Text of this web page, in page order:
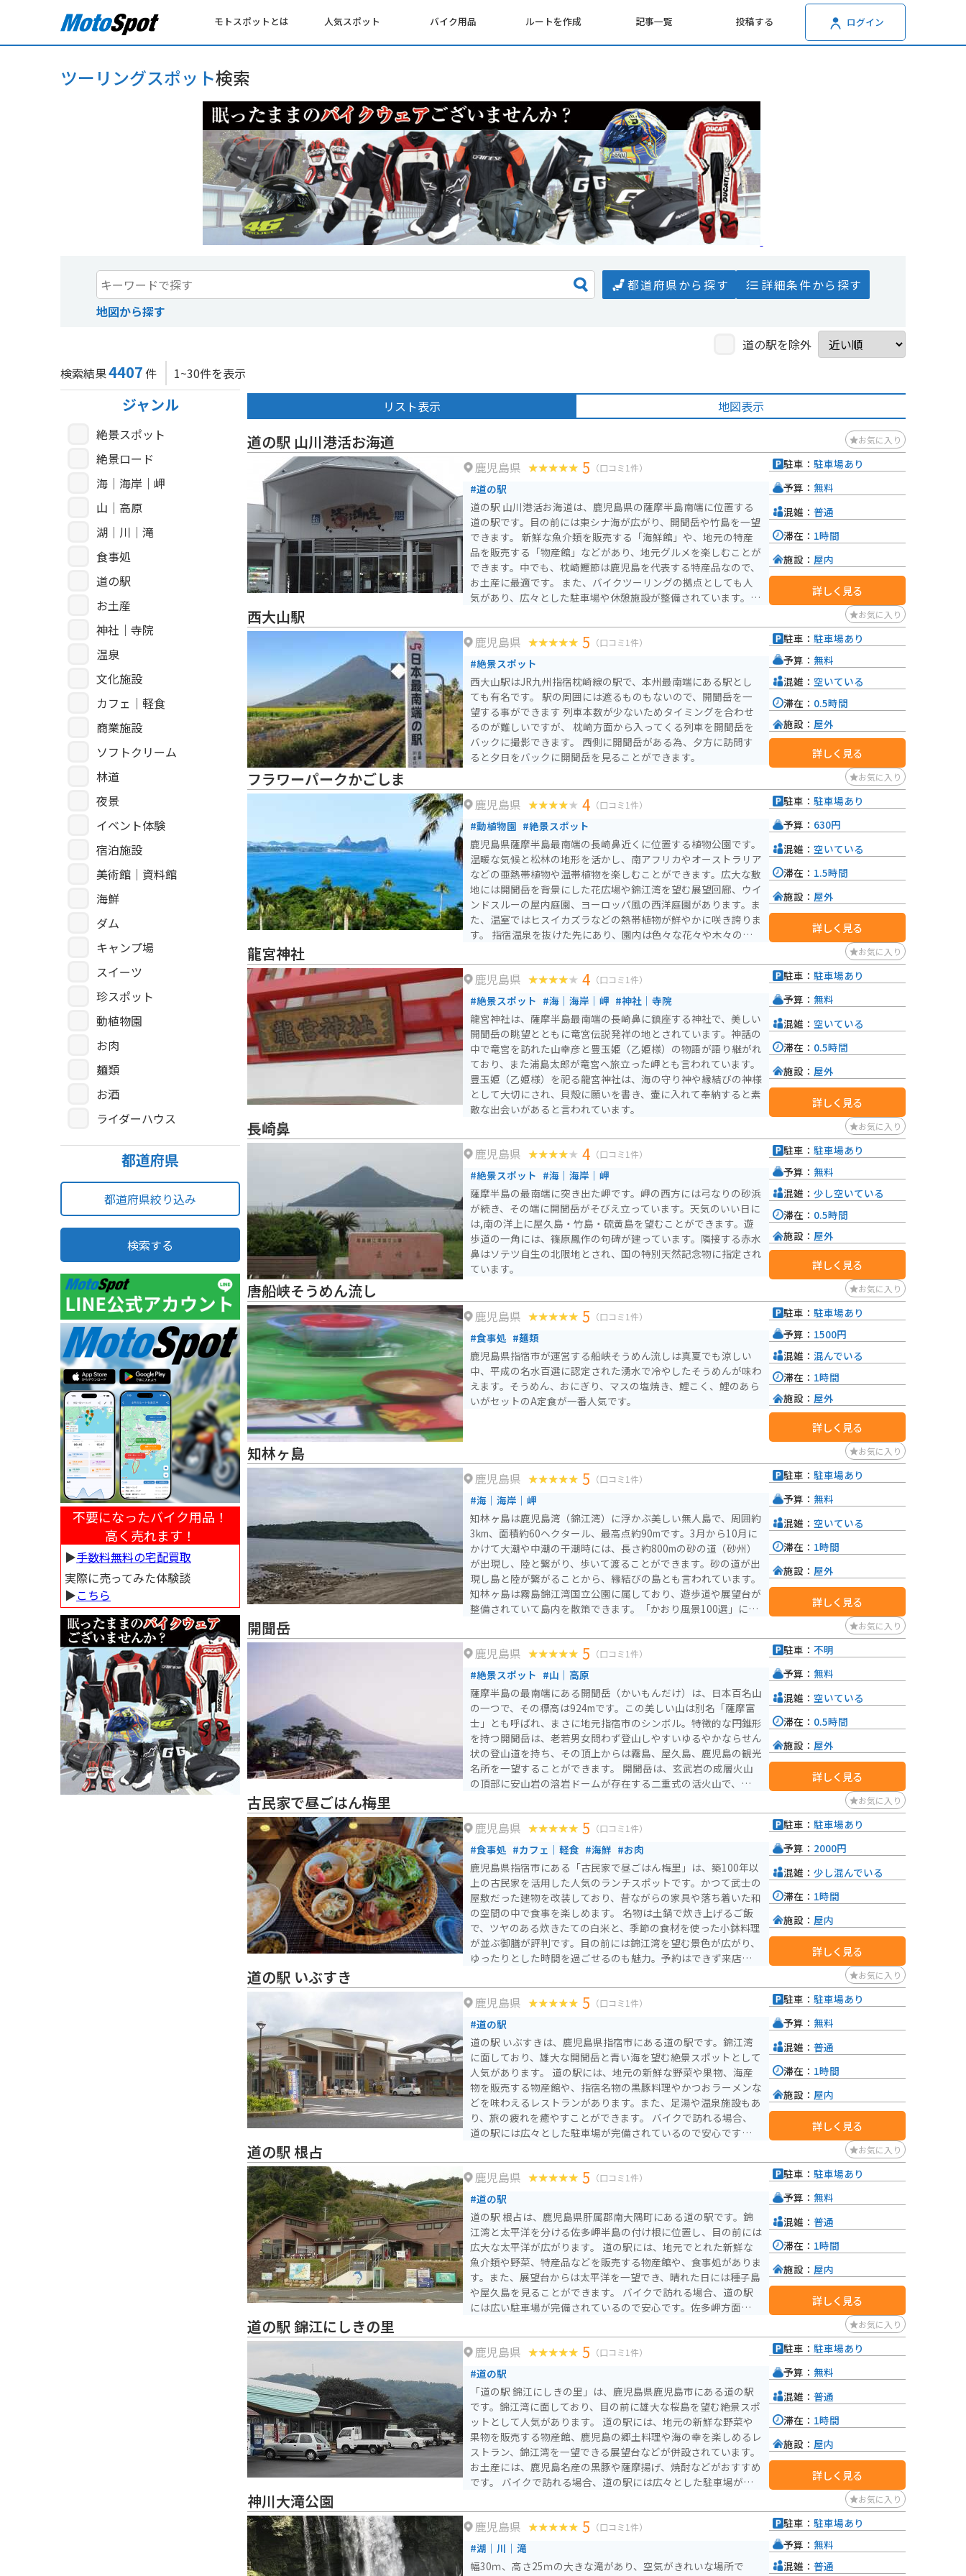
モトスポットとは 人気スポット バイク用品 ルートを作成 記事一覧 投稿する ログイン
ツーリングスポット検索
都道府県から探す
詳細条件から探す
地図から探す
道の駅を除外
検索結果4407件 1~30件を表示
ジャンル
絶景スポット
絶景ロード
海｜海岸｜岬
山｜高原
湖｜川｜滝
食事処
道の駅
お土産
神社｜寺院
温泉
文化施設
カフェ｜軽食
商業施設
ソフトクリーム
林道
夜景
イベント体験
宿泊施設
美術館｜資料館
海鮮
ダム
キャンプ場
スイーツ
珍スポット
動植物園
お肉
麺類
お酒
ライダーハウス
都道府県
都道府県絞り込み
検索する
不要になったバイク用品！
高く売れます！
▶︎手数料無料の宅配買取
実際に売ってみた体験談
▶︎こちら
リスト表示 地図表示
道の駅 山川港活お海道 お気に入り
鹿児島県 5 （口コミ1件）
#道の駅
道の駅 山川港活お海道は、鹿児島県の薩摩半島南端に位置する
道の駅です。目の前には東シナ海が広がり、開聞岳や竹島を一望
できます。 新鮮な魚介類を販売する「海鮮館」や、地元の特産
品を販売する「物産館」などがあり、地元グルメを楽しむことが
できます。中でも、枕崎鰹節は鹿児島を代表する特産品なので、
お土産に最適です。 また、バイクツーリングの拠点としても人
気があり、広々とした駐車場や休憩施設が整備されています。雄
がでしょうか。
駐車： 駐車場あり
予算： 無料
混雑： 普通
滞在： 1時間
施設： 屋内
詳しく見る
西大山駅 お気に入り
鹿児島県 5 （口コミ1件）
#絶景スポット
西大山駅はJR九州指宿枕崎線の駅で、本州最南端にある駅とし
ても有名です。 駅の周囲には遮るものもないので、開聞岳を一
望する事ができます 列車本数が少ないためタイミングを合わせ
るのが難しいですが、 枕崎方面から入ってくる列車を開聞岳を
バックに撮影できます。 西側に開聞岳がある為、夕方に訪問す
ると夕日をバックに開聞岳を見ることができます。
駐車： 駐車場あり
予算： 無料
混雑： 空いている
滞在： 0.5時間
施設： 屋外
詳しく見る
フラワーパークかごしま お気に入り
鹿児島県 4 （口コミ1件）
#動植物園 #絶景スポット
鹿児島県薩摩半島最南端の長崎鼻近くに位置する植物公園です。
温暖な気候と松林の地形を活かし、南アフリカやオーストラリア
などの亜熱帯植物や温帯植物を楽しむことができます。広大な敷
地には開聞岳を背景にした花広場や錦江湾を望む展望回廊、ウイ
ンドスルーの屋内庭園、ヨーロッパ風の西洋庭園があります。ま
た、温室ではヒスイカズラなどの熱帯植物が鮮やかに咲き誇りま
す。 指宿温泉を抜けた先にあり、園内は色々な花々や木々のテ
一周できます。一番上の絶景スポットは海を見下ろせ、晴れてい
れば種子島が見えます。歩くのに自信がない人はカートの貸し出
しもあるので、老若男女楽しめるスポットです。
駐車： 駐車場あり
予算： 630円
混雑： 空いている
滞在： 1.5時間
施設： 屋外
詳しく見る
龍宮神社 お気に入り
鹿児島県 4 （口コミ1件）
#絶景スポット #海｜海岸｜岬 #神社｜寺院
龍宮神社は、薩摩半島最南端の長崎鼻に鎮座する神社で、美しい
開聞岳の眺望とともに竜宮伝説発祥の地とされています。神話の
中で竜宮を訪れた山幸彦と豊玉姫（乙姫様）の物語が語り継がれ
ており、また浦島太郎が竜宮へ旅立った岬とも言われています。
豊玉姫（乙姫様）を祀る龍宮神社は、海の守り神や縁結びの神様
として大切にされ、貝殻に願いを書き、壷に入れて奉納すると素
敵な出会いがあると言われています。
駐車： 駐車場あり
予算： 無料
混雑： 空いている
滞在： 0.5時間
施設： 屋外
詳しく見る
長崎鼻 お気に入り
鹿児島県 4 （口コミ1件）
#絶景スポット #海｜海岸｜岬
薩摩半島の最南端に突き出た岬です。岬の西方には弓なりの砂浜
が続き、その端に開聞岳がそびえ立っています。天気のいい日に
は,南の洋上に屋久島・竹島・硫黄島を望むことができます。遊
歩道の一角には、篠原鳳作の句碑が建っています。隣接する赤水
鼻はソテツ自生の北限地とされ、国の特別天然記念物に指定され
ています。
駐車： 駐車場あり
予算： 無料
混雑： 少し空いている
滞在： 0.5時間
施設： 屋外
詳しく見る
唐船峡そうめん流し お気に入り
鹿児島県 5 （口コミ1件）
#食事処 #麺類
鹿児島県指宿市が運営する船峡そうめん流しは真夏でも涼しい
中、平成の名水百選に認定された湧水で冷やしたそうめんが味わ
えます。そうめん、おにぎり、マスの塩焼き、鯉こく、鯉のあら
いがセットのA定食が一番人気です。
駐車： 駐車場あり
予算： 1500円
混雑： 混んでいる
滞在： 1時間
施設： 屋外
詳しく見る
知林ヶ島 お気に入り
鹿児島県 5 （口コミ1件）
#海｜海岸｜岬
知林ヶ島は鹿児島湾（錦江湾）に浮かぶ美しい無人島で、周囲約
3km、面積約60ヘクタール、最高点約90mです。3月から10月に
かけて大潮や中潮の干潮時には、長さ約800mの砂の道（砂州）
が出現し、陸と繋がり、歩いて渡ることができます。砂の道が出
現し島と陸が繋がることから、縁結びの島とも言われています。
知林ヶ島は霧島錦江湾国立公園に属しており、遊歩道や展望台が
整備されていて島内を散策できます。「かおり風景100選」にも
モ、ナタネなどが豊富に収穫され、「宝の島」とも称されていま
した。さらに、平成20年のNHK大河ドラマ『篤姫』のロケ地と
もなりました。 知林ヶ島の対岸には魚見岳があり、その頂上付
近の展望台からは知林ヶ島をはじめ、錦江湾や指宿市街地を眺め
ることができます。また、桜の名所としても知られており、桜の
季節には約1,000本のソメイヨシノを楽しむことができます。特
に、砂の道が出現していない時には、魚見岳からの眺望がおすす
めです。
駐車： 駐車場あり
予算： 無料
混雑： 空いている
滞在： 1時間
施設： 屋外
詳しく見る
開聞岳 お気に入り
鹿児島県 5 （口コミ1件）
#絶景スポット #山｜高原
薩摩半島の最南端にある開聞岳（かいもんだけ）は、日本百名山
の一つで、その標高は924mです。この美しい山は別名「薩摩富
士」とも呼ばれ、まさに地元指宿市のシンボル。特徴的な円錐形
を持つ開聞岳は、老若男女問わず登山しやすいゆるやかならせん
状の登山道を持ち、その頂上からは霧島、屋久島、鹿児島の観光
名所を一望することができます。 開聞岳は、玄武岩の成層火山
の頂部に安山岩の溶岩ドームが存在する二重式の活火山で、その
に面していて、長崎鼻から見ると、まるで海に浮かんでいるかの
ように見えます。 この山は、太平洋戦争時に特攻隊が故郷や家
族への別れを告げる場所となった歴史を持ち、その美しい姿と絡
めて語られることがあります。登山道の全長は片道約5kmで、標
高の割には体力を使う山ですが、頂上までは約3時間、下山には
約2時間30分を目安に登ることができます。開聞岳は、「眺めて
も、登っても」人気の高い山として、多くの登山者に親しまれて
います。
駐車： 不明
予算： 無料
混雑： 空いている
滞在： 0.5時間
施設： 屋外
詳しく見る
古民家で昼ごはん梅里 お気に入り
鹿児島県 5 （口コミ1件）
#食事処 #カフェ｜軽食 #海鮮 #お肉
鹿児島県指宿市にある「古民家で昼ごはん梅里」は、築100年以
上の古民家を活用した人気のランチスポットです。かつて武士の
屋敷だった建物を改装しており、昔ながらの家具や落ち着いた和
の空間の中で食事を楽しめます。 名物は土鍋で炊き上げるご飯
で、ツヤのある炊きたての白米と、季節の食材を使った小鉢料理
が並ぶ御膳が評判です。目の前には錦江湾を望む景色が広がり、
ゆったりとした時間を過ごせるのも魅力。予約はできず来店順で
車場もあるため、指宿周辺をツーリングするライダーのランチ休
憩にも立ち寄りやすい場所ですが、こんなところにあるの！？と
いう場所にあります。スマホでのマップ確認は必須だと思いま
す。 お店までの道は海沿いの景色のいい道路を走るのでツーリ
ング等にはもってこいです。駐車場までの道は少し狭いですが、
駐車場自体は広いです。周辺には砂むし温泉や開聞岳などの観光
地もあり、ドライブやツーリングの途中に訪れるのにも適してい
ます。
駐車： 駐車場あり
予算： 2000円
混雑： 少し混んでいる
滞在： 1時間
施設： 屋内
詳しく見る
道の駅 いぶすき お気に入り
鹿児島県 5 （口コミ1件）
#道の駅
道の駅 いぶすきは、鹿児島県指宿市にある道の駅です。錦江湾
に面しており、雄大な開聞岳と青い海を望む絶景スポットとして
人気があります。 道の駅には、地元の新鮮な野菜や果物、海産
物を販売する物産館や、指宿名物の黒豚料理やかつおラーメンな
どを味わえるレストランがあります。また、足湯や温泉施設もあ
り、旅の疲れを癒やすことができます。 バイクで訪れる場合、
道の駅には広々とした駐車場が完備されているので安心です。周
山道など、観光スポットも充実しています。指宿産の鰹を使った
かつお節や、温暖な気候で育ったマンゴーやソラマメなどもおす
すめです。
駐車： 駐車場あり
予算： 無料
混雑： 普通
滞在： 1時間
施設： 屋内
詳しく見る
道の駅 根占 お気に入り
鹿児島県 5 （口コミ1件）
#道の駅
道の駅 根占は、鹿児島県肝属郡南大隅町にある道の駅です。錦
江湾と太平洋を分ける佐多岬半島の付け根に位置し、目の前には
広大な太平洋が広がります。 道の駅には、地元でとれた新鮮な
魚介類や野菜、特産品などを販売する物産館や、食事処がありま
す。また、展望台からは太平洋を一望でき、晴れた日には種子島
や屋久島を見ることができます。 バイクで訪れる場合、道の駅
には広い駐車場が完備されているので安心です。佐多岬方面へ続
産品としては、近海でとれるカツオやブリなどの魚介類の他、ポ
ンカンやタンカンなどの柑橘類が有名です。道の駅のレストラン
では、新鮮な魚介類を使った料理や、地元産の野菜を使った料理
を楽しむことができます。
駐車： 駐車場あり
予算： 無料
混雑： 普通
滞在： 1時間
施設： 屋内
詳しく見る
道の駅 錦江にしきの里 お気に入り
鹿児島県 5 （口コミ1件）
#道の駅
「道の駅 錦江にしきの里」は、鹿児島県鹿児島市にある道の駅
です。錦江湾に面しており、目の前に雄大な桜島を望む絶景スポ
ットとして人気があります。 道の駅には、地元の新鮮な野菜や
果物を販売する物産館、鹿児島の郷土料理や海の幸を楽しめるレ
ストラン、錦江湾を一望できる展望台などが併設されています。
お土産には、鹿児島名産の黒豚や薩摩揚げ、焼酎などがおすすめ
です。 バイクで訪れる場合、道の駅には広々とした駐車場が完
風光明媚なツーリングコースも充実しており、バイクでの観光拠
点としても最適です。
駐車： 駐車場あり
予算： 無料
混雑： 普通
滞在： 1時間
施設： 屋内
詳しく見る
神川大滝公園 お気に入り
鹿児島県 5 （口コミ1件）
#湖｜川｜滝
幅30ｍ、高さ25ｍの大きな滝があり、空気がきれいな場所で
駐車： 駐車場あり
予算： 無料
混雑： 普通